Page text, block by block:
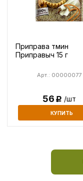
Приправа тмин
Приправыч 15 г
Арт.: 00000077
56Р /шт
КУПИТЬ